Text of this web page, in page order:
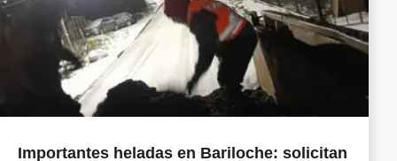
Importantes heladas en Bariloche: solicitan